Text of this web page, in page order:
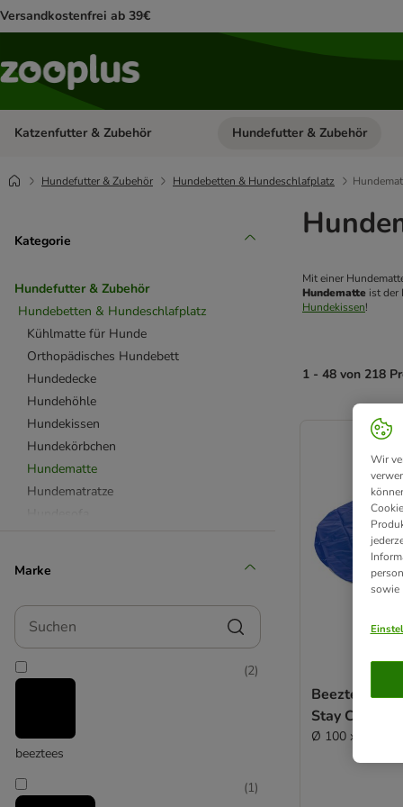
Versandkostenfrei ab 39€
Katzenfutter & Zubehör Kategorie-Menü öffnen:
Hundefutter & Zubehör
Hundefutter & Zubehör Hundebetten & Hundeschlafplatz
Kategorie
Hundefutter & Zubehör
Hundebetten & Hundeschlafplatz
Kühlmatte für Hunde
Orthopädisches Hundebett
Hundedecke
Hundehöhle
Hundekissen
Hundekörbchen
Hundematte
Hundematratze
aus Kunstfasern
aus Kunstleder
aus Memory Foam
Hundebett XXL
für mittelgroße Hunde
Marke
Suchen
beeztees
(2)
(1)
Mit einer
Hundematte ist der
Hundekissen!
1 - 48 von 218
product items
Beeztees
Stay Cool, blau
Ø 100 x H 5 cm
Wir
sowie